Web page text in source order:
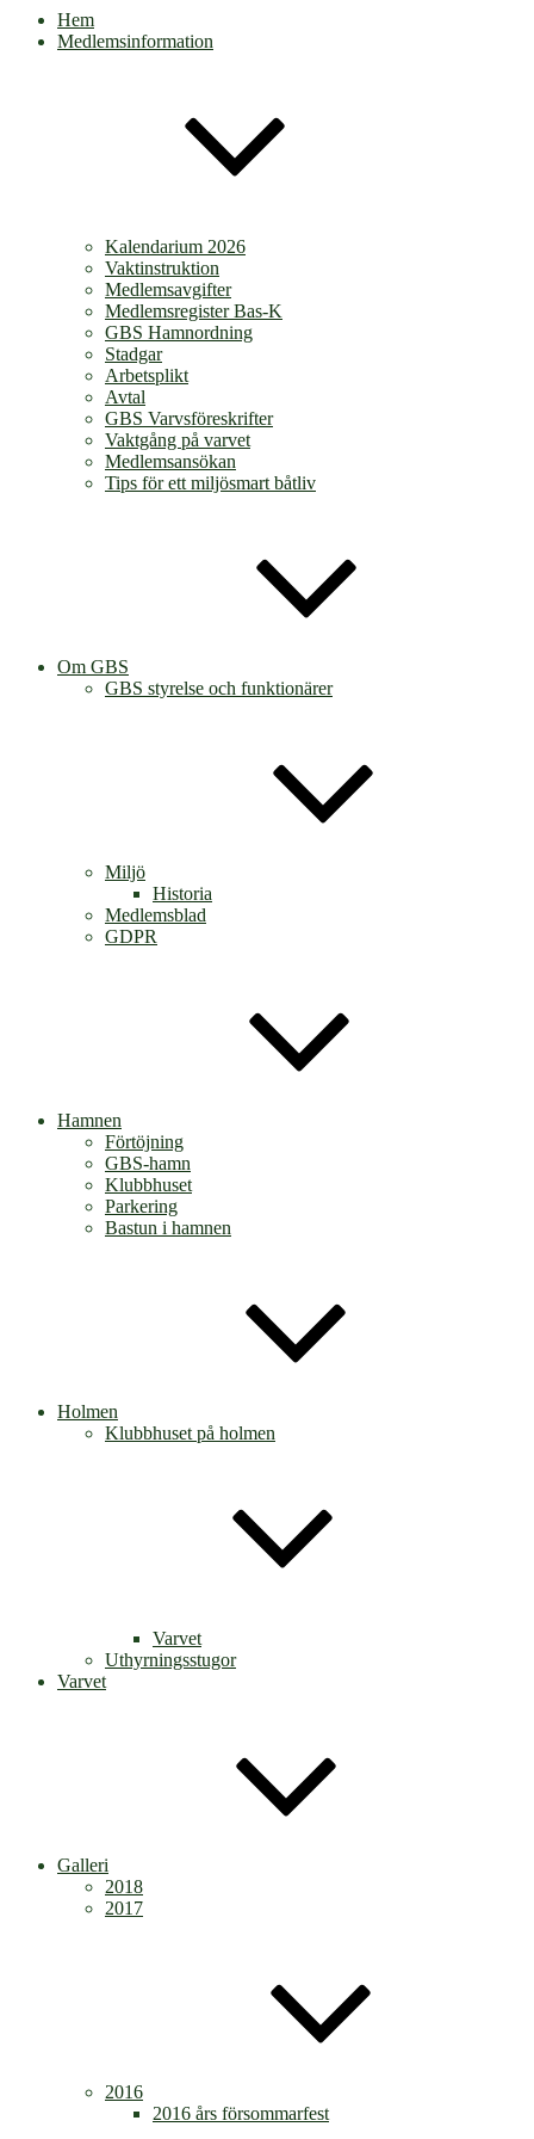
Hem
Medlemsinformation
Kalendarium 2026
Vaktinstruktion
Medlemsavgifter
Medlemsregister Bas-K
GBS Hamnordning
Stadgar
Arbetsplikt
Avtal
GBS Varvsföreskrifter
Vaktgång på varvet
Medlemsansökan
Tips för ett miljösmart båtliv
Om GBS
GBS styrelse och funktionärer
Miljö
Historia
Medlemsblad
GDPR
Hamnen
Förtöjning
GBS-hamn
Klubbhuset
Parkering
Bastun i hamnen
Holmen
Klubbhuset på holmen
Varvet
Uthyrningsstugor
Varvet
Galleri
2018
2017
2016
2016 års försommarfest